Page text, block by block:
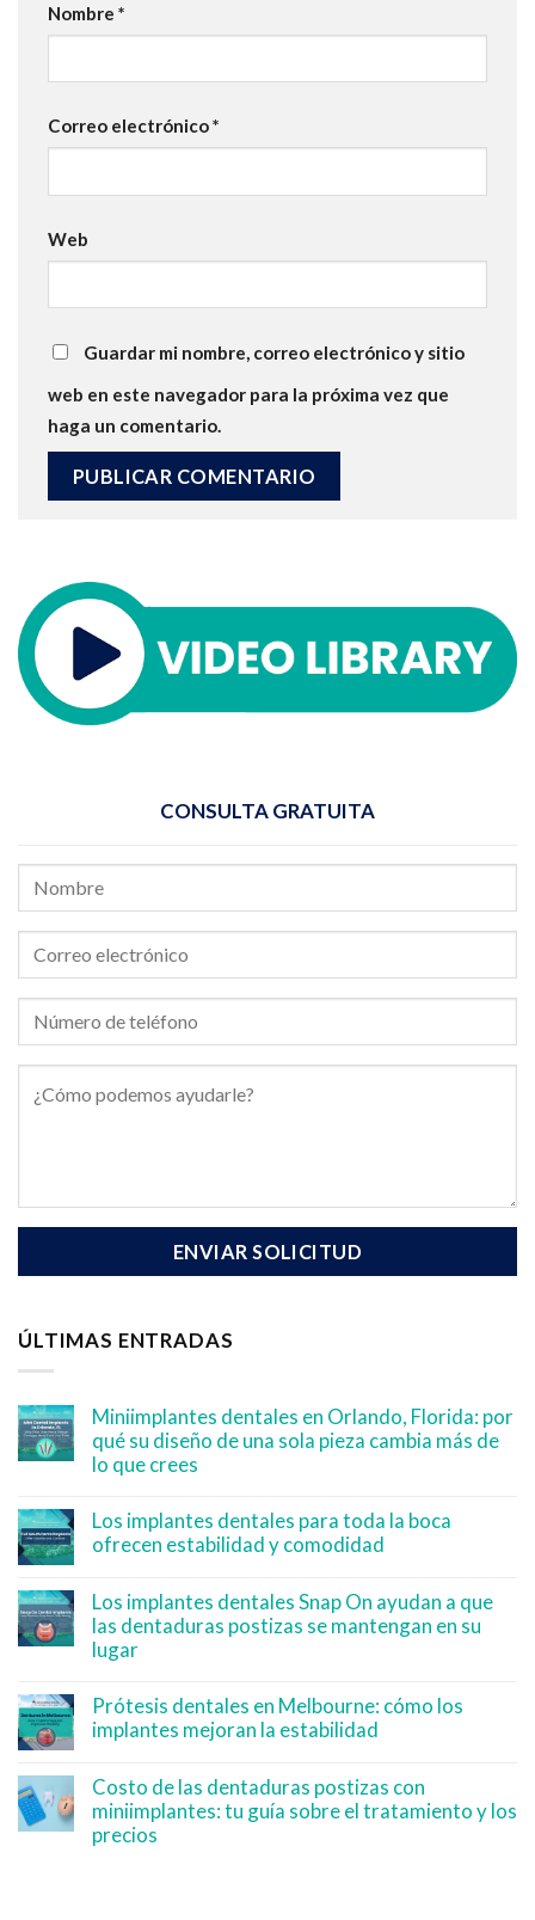
Nombre *
Correo electrónico*
Web
Guardar mi nombre, correo electrónico y sitio
web en este navegador para la próxima vez que
haga un comentario.
CONSULTA GRATUITA
ÚLTIMAS ENTRADAS
Miniimplantes dentales en Orlando, Florida: por
qué su diseño de una sola pieza cambia más de
lo que crees
Los implantes dentales para toda la boca
ofrecen estabilidad y comodidad
Los implantes dentales Snap On ayudan a que
las dentaduras postizas se mantengan en su
lugar
Prótesis dentales en Melbourne: cómo los
implantes mejoran la estabilidad
Costo de las dentaduras postizas con
miniimplantes: tu guía sobre el tratamiento y los
precios